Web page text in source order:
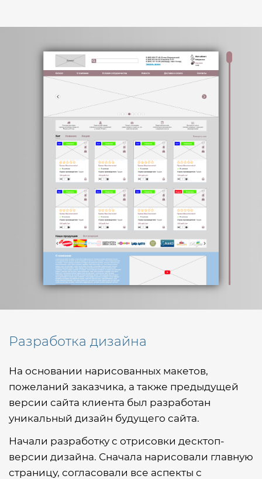
Разработка дизайна
На основании нарисованных макетов,
пожеланий заказчика, а также предыдущей
версии сайта клиента был разработан
уникальный дизайн будущего сайта.
Начали разработку с отрисовки десктоп-
версии дизайна. Сначала нарисовали главную
страницу, согласовали все аспекты с